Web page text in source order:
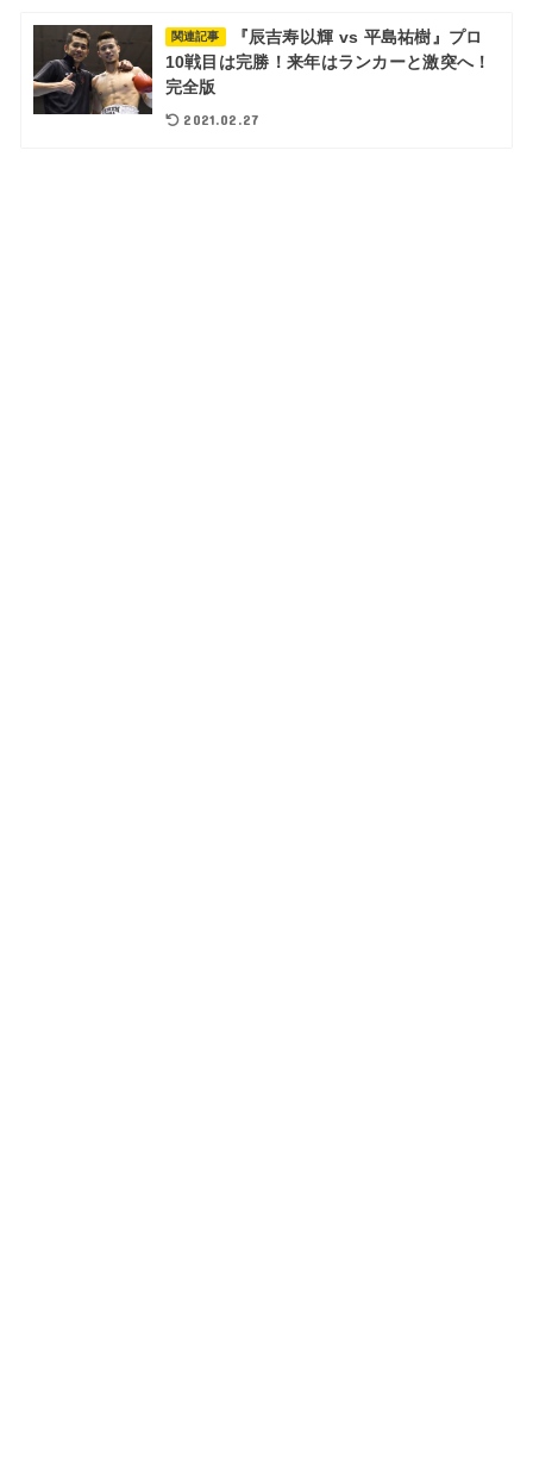
関連記事
『辰吉寿以輝 vs 平島祐樹』プロ
10戦目は完勝！来年はランカーと激突へ！
完全版
2021.02.27